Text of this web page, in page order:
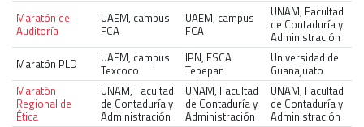
Maratón de
Auditoría
UAEM, campus
FCA
UAEM, campus
FCA
UNAM, Facultad
de Contaduría y
Administración
Maratón PLD
UAEM, campus
Texcoco
IPN, ESCA
Tepepan
Universidad de
Guanajuato
Maratón
Regional de
Ética
UNAM, Facultad
de Contaduría y
Administración
UNAM, Facultad
de Contaduría y
Administración
UNAM, Facultad
de Contaduría y
Administración